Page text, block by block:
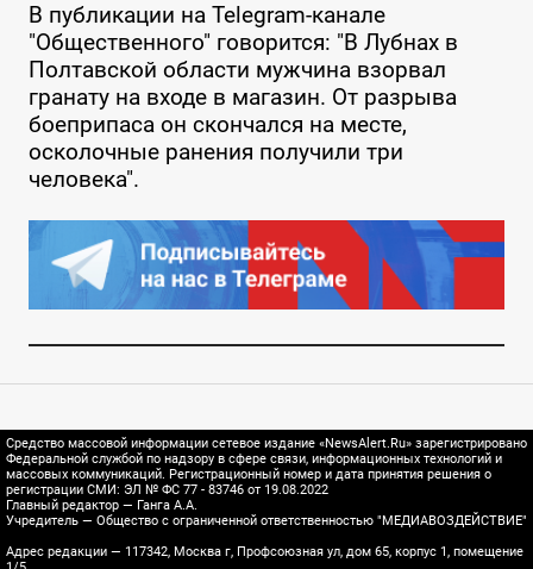
В публикации на Telegram-канале
"Общественного" говорится: "В Лубнах в
Полтавской области мужчина взорвал
гранату на входе в магазин. От разрыва
боеприпаса он скончался на месте,
осколочные ранения получили три
человека".
Средство массовой информации сетевое издание «NewsAlert.Ru» зарегистрировано
Федеральной службой по надзору в сфере связи, информационных технологий и
массовых коммуникаций. Регистрационный номер и дата принятия решения о
регистрации СМИ: ЭЛ № ФС 77 - 83746 от 19.08.2022
Главный редактор — Ганга А.А.
Учредитель — Общество с ограниченной ответственностью "МЕДИАВОЗДЕЙСТВИЕ"
Адрес редакции — 117342, Москва г, Профсоюзная ул, дом 65, корпус 1, помещение